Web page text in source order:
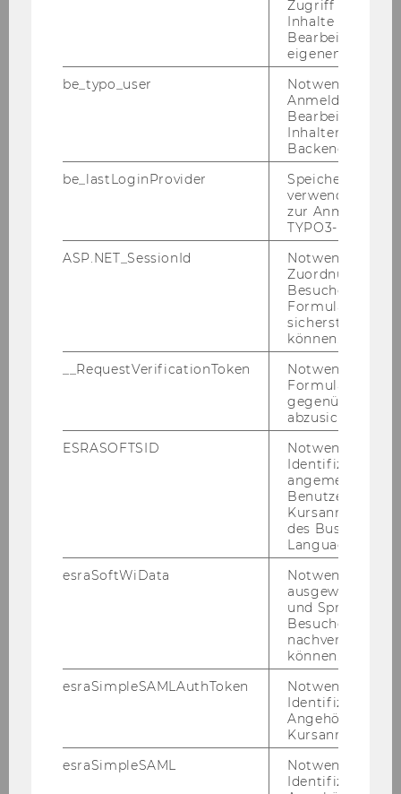
Österreichischer Freiwirtschaftsbund
Freiwirtschaft und Arbeiterbewegung
Robert Eisler
Konstruktiver Ungehorsam
Katastrophenwirtschaft 1918-1938
Freiwirtschaftliche Sozialisten
Otto Valentin
Arbeitswährung
Zugriff auf
Inhalte oder zur
Bearbeitung des
eigenen Profils.
be_typo_user
Notwendig für
Anmeldung und
Bearbeitung von
Inhalten im
Backend.
be_lastLoginProvider
Speichert die
verwendete
zur Anmeldung
TYPO3-Backend.
ASP.NET_SessionId
Notwendig, um
Zuordnung von
Besucher zu
sicherstellen zu
können.
__RequestVerificationToken
Notwendig, um
gegenüber
abzusichern.
ESRASOFTSID
Notwendig zur
Identifizierung
angemeldeten
Benutzers im
des Business
Language
esraSoftWiData
Notwendig um
ausgewählte
und
Besuchers
nachverfolgen
können.
esraSimpleSAMLAuthToken
Notwendig zur
Identifizierung
Angehörige/r für
Kursanmeldung.
esraSimpleSAML
Notwendig zur
Identifizierung